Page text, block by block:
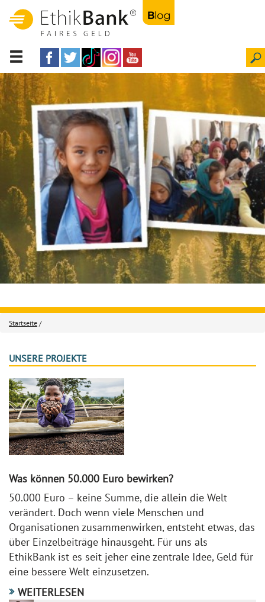
Startseite /
UNSERE PROJEKTE
Was können 50.000 Euro bewirken?
50.000 Euro – keine Summe, die allein die Welt
verändert. Doch wenn viele Menschen und
Organisationen zusammenwirken, entsteht etwas, das
über Einzelbeiträge hinausgeht. Für uns als
EthikBank ist es seit jeher eine zentrale Idee, Geld für
eine bessere Welt einzusetzen.
WEITERLESEN